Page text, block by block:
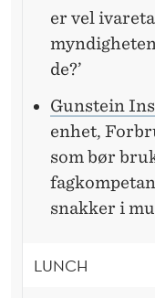
er vel
de?’
Gunstein
enhet,
som bør
snakker i
LUNCH